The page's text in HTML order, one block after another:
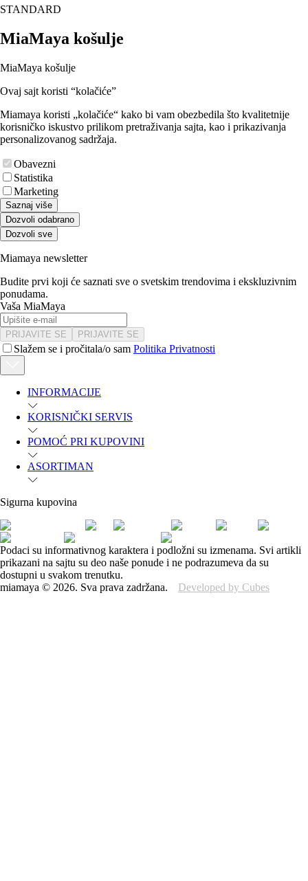
STANDARD
MiaMaya košulje
MiaMaya košulje
Ovaj sajt koristi “kolačiće”
Miamaya koristi „kolačiće“ kako bi vam obezbedila što kvalitetnije
korisničko iskustvo prilikom pretraživanja sajta, kao i prikazivanja
personalizovanog sadržaja.
Obavezni
Statistika
Marketing
Saznaj više
Dozvoli odabrano
Dozvoli sve
Miamaya newsletter
Budite prvi koji će saznati sve o svetskim trendovima i ekskluzivnim
ponudama.
Vaša MiaMaya
PRIJAVITE SE PRIJAVITE SE
Slažem se i pročitala/o sam Politika Privatnosti
INFORMACIJE
KORISNIČKI SERVIS
POMOĆ PRI KUPOVINI
ASORTIMAN
Sigurna kupovina
Podaci su informativnog karaktera i podložni su izmenama. Svi artikli
prikazani na sajtu su deo naše ponude i ne podrazumeva da su
dostupni u svakom trenutku.
miamaya © 2026. Sva prava zadržana. Developed by Cubes